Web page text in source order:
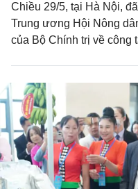
Chiều 29/5, tại Hà Nội,
Trung ương Hội Nông
của Bộ Chính trị về công